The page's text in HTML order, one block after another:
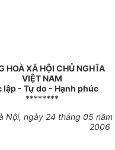
HOÀ XÃ HỘI CHỦ NGHĨA
VIỆT NAM
lập - Tự do - Hạnh phúc
********
Nội, ngày 24 tháng 05 năm
2006